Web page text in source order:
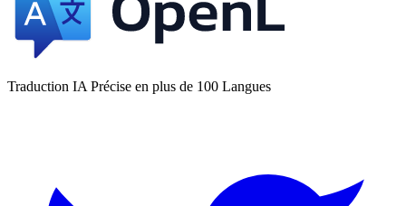
Traduction IA Précise en plus de 100 Langues